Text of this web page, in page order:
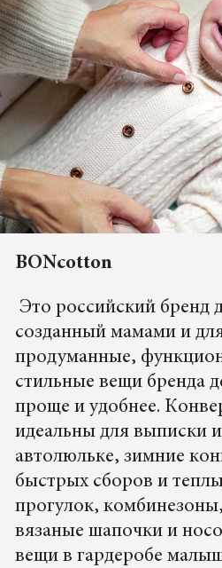
BONcotton
Это российский бренд
созданный мамами и
продуманные,
стильные вещи бренда
проще и удобнее.
идеальны для выписки
автолюльке, зимние
быстрых сборов и
прогулок,
вязаные шапочки и
вещи в гардеробе